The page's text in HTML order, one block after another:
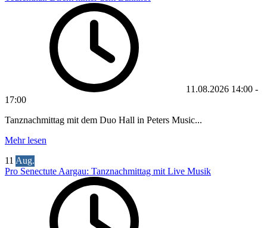
11.08.2026 14:00 -
17:00
Tanznachmittag mit dem Duo Hall in Peters Music...
Mehr lesen
11 Aug.
Pro Senectute Aargau: Tanznachmittag mit Live Musik